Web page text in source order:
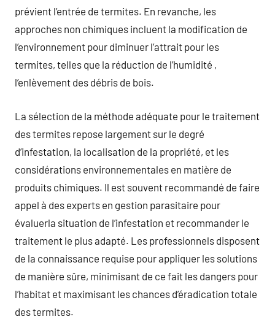
prévient l’entrée de termites. En revanche, les
approches non chimiques incluent la modification de
l’environnement pour diminuer l’attrait pour les
termites, telles que la réduction de l’humidité ,
l’enlèvement des débris de bois.
La sélection de la méthode adéquate pour le traitement
des termites repose largement sur le degré
d’infestation, la localisation de la propriété, et les
considérations environnementales en matière de
produits chimiques. Il est souvent recommandé de faire
appel à des experts en gestion parasitaire pour
évaluerla situation de l’infestation et recommander le
traitement le plus adapté. Les professionnels disposent
de la connaissance requise pour appliquer les solutions
de manière sûre, minimisant de ce fait les dangers pour
l’habitat et maximisant les chances d’éradication totale
des termites.